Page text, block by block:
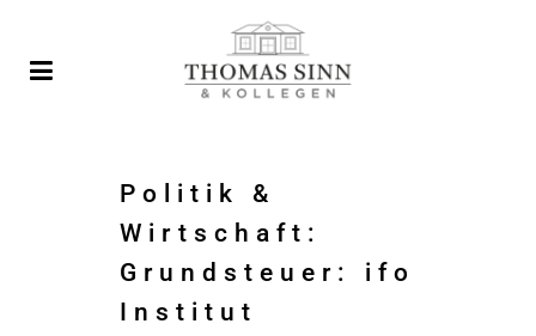
Politik &
Wirtschaft:
Grundsteuer: ifo
Institut